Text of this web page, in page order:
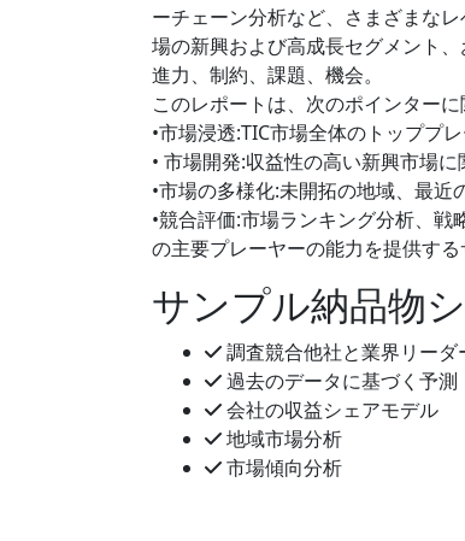
ーチェーン分析など、さまざまな
場の新興および高成長セグメント
進力、制約、課題、機会。
このレポートは、次のポインター
•市場浸透:TIC市場全体のトッププ
• 市場開発:収益性の高い新興市場
•市場の多様化:未開拓の地域、最
•競合評価:市場ランキング分析、戦
の主要プレーヤーの能力を提供す
サンプル納品物
調査競合他社と業界リーダ
過去のデータに基づく予測
会社の収益シェアモデル
地域市場分析
市場傾向分析